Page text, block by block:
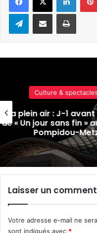
TelegramPartager par e-mail
Culture &
Reconstitution,
pour l’édition 2026
comme à
Laisser un
Votre adresse e-mail ne
sont indiqués avec *